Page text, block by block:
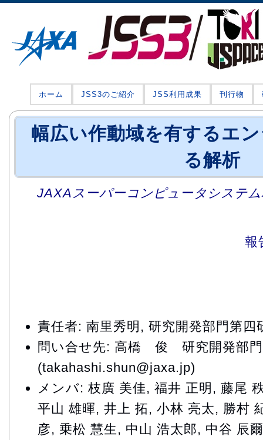
ホーム JSS3のご紹介 JSS利用成果 刊行物
幅広い作動域を有するエ
る解析
JAXAスーパーコンピュータシステ
報
責任者: 南里秀明, 研究開発部門第四
問い合せ先: 高橋 俊 研究開発部
(takahashi.shun@jaxa.jp)
メンバ: 枝廣 美佳, 福井 正明, 藤尾
平山 雄暉, 井上 拓, 小林 亮太, 勝村
彦, 乗松 慧生, 中山 浩太郎, 中谷 辰